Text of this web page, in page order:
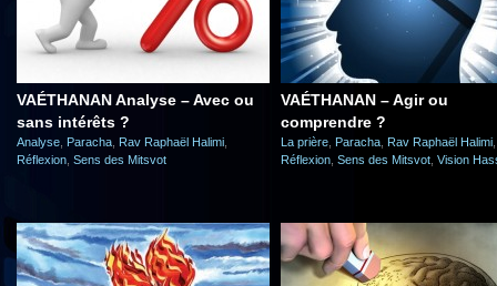
VAÉTHANAN Analyse – Avec ou
sans intérêts ?
Analyse Paracha Rav Raphaël Halimi
Réflexion Sens des Mitsvot
VAÉTHANAN – Agir ou
comprendre ?
La prière Paracha Rav Raphaël Halimi
Réflexion Sens des Mitsvot Vision